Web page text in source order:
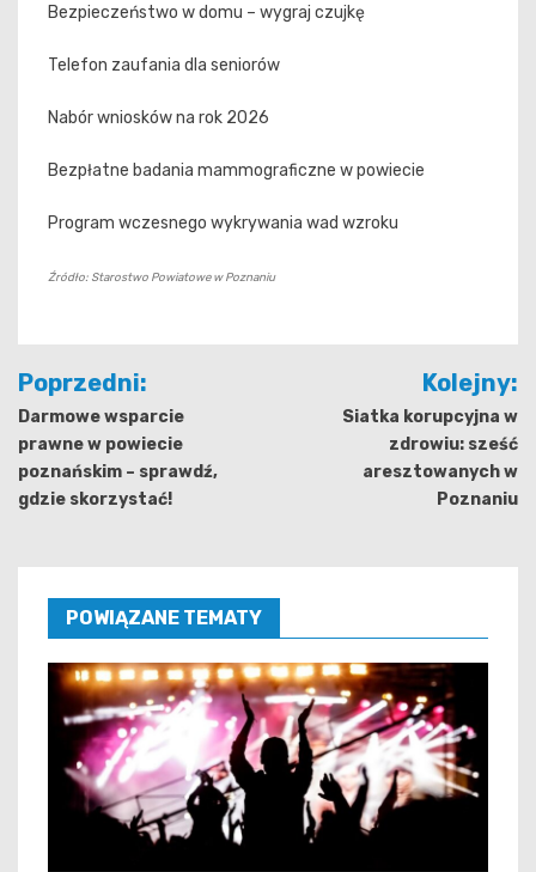
Bezpieczeństwo w domu – wygraj czujkę
Telefon zaufania dla seniorów
Nabór wniosków na rok 2026
Bezpłatne badania mammograficzne w powiecie
Program wczesnego wykrywania wad wzroku
Źródło: Starostwo Powiatowe w Poznaniu
Nawigacja
wpisu
Poprzedni:
Darmowe wsparcie
prawne w powiecie
poznańskim – sprawdź,
gdzie skorzystać!
Kolejny:
Siatka korupcyjna w
zdrowiu: sześć
aresztowanych w
Poznaniu
POWIĄZANE TEMATY